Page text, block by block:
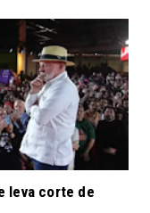
leva corte de